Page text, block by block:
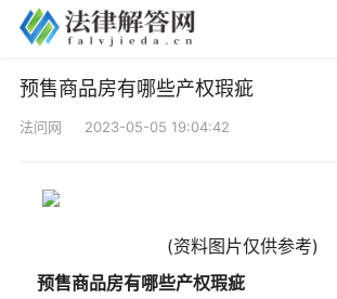
预售商品房有哪些产权瑕疵
法问网 2023-05-05 19:04:42
(资料图片仅供参考)
预售商品房有哪些产权瑕疵